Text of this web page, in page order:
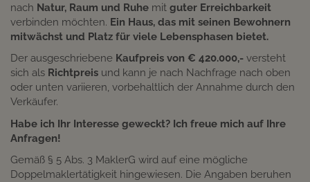
nach Natur, Raum und Ruhe mit guter Erreichbarkeit
verbinden möchten. Ein Haus, das mit seinen Bewohnern
mitwächst und Platz für viele Lebensphasen bietet.
Der ausgeschriebene Kaufpreis von € 420.000,- versteht
sich als Richtpreis und kann je nach Nachfrage nach oben
oder unten variieren, vorbehaltlich der Annahme durch den
Verkäufer.
Habe ich Ihr Interesse geweckt? Ich freue mich auf Ihre
Anfragen!
Gemäß § 5 Abs. 3 MaklerG wird auf eine mögliche
Doppelmaklertätigkeit hingewiesen. Die Angaben beruhen